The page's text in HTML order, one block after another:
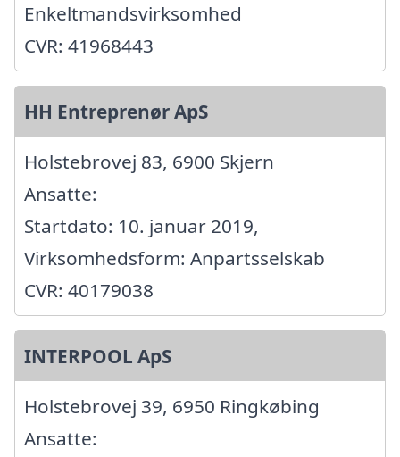
Enkeltmandsvirksomhed
CVR: 41968443
HH Entreprenør ApS
Holstebrovej 83, 6900 Skjern
Ansatte:
Startdato: 10. januar 2019,
Virksomhedsform: Anpartsselskab
CVR: 40179038
INTERPOOL ApS
Holstebrovej 39, 6950 Ringkøbing
Ansatte: